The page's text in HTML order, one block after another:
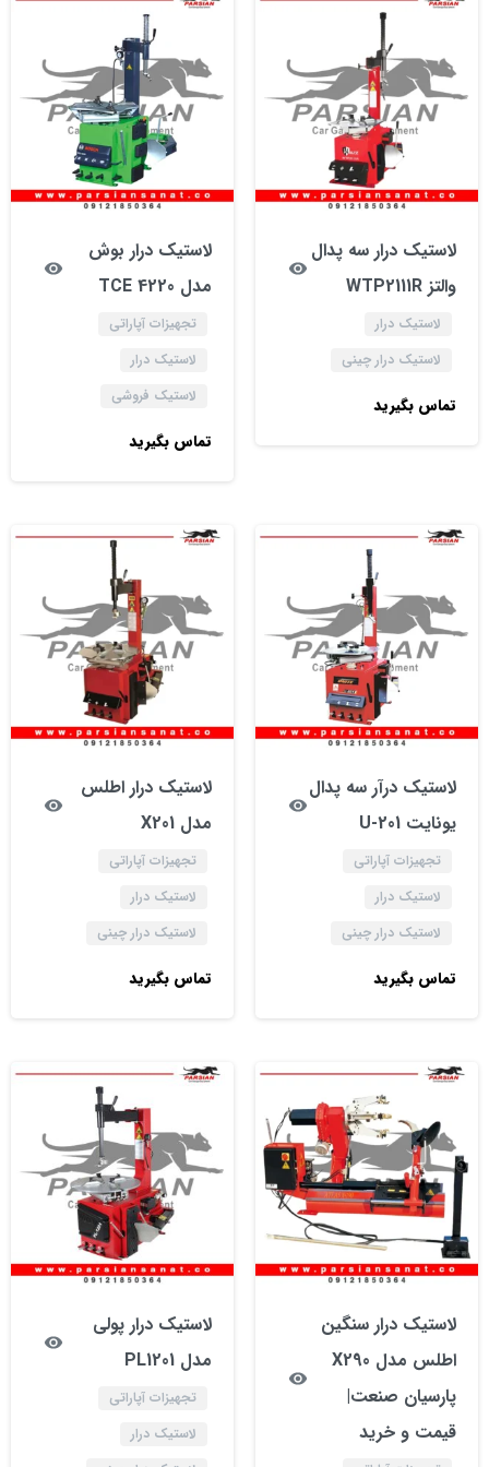
لاستیک درار سه پدال
والتز WTP2111R
لاستیک درار
لاستیک درار چینی
تماس بگیرید
لاستیک درار بوش
مدل 4220 TCE
تجهیزات آپاراتی
لاستیک درار
لاستیک فروشی
تماس بگیرید
لاستیک درآر سه پدال
یونایت 201-U
تجهیزات آپاراتی
لاستیک درار
لاستیک درار چینی
تماس بگیرید
لاستیک درار اطلس
مدل X201
تجهیزات آپاراتی
لاستیک درار
لاستیک درار چینی
تماس بگیرید
لاستیک درار سنگین
اطلس مدل X290
پارسیان صنعت|
قیمت و خرید
لاستیک درار پولی
مدل PL1201
تجهیزات آپاراتی
لاستیک درار